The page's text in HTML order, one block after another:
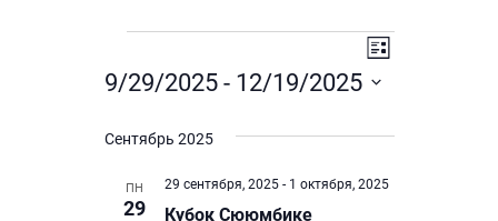
Н
а
г
М
е
п
С
п
о
9/29/2025 - 12/19/2025
ы
Сентябрь 2025
ПН
29 Кубок Сююмбике
29 сентября, 2025- 1 октября, 2025